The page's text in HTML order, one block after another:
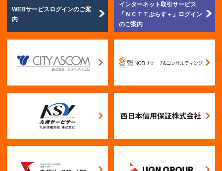
WEBサービスログインのご案
内
インターネット取引サービス
「ＮＣＴＴぷらす＋」 ログイン
のご案内